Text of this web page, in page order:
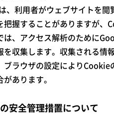
、利用者がウェブサイトを
把握することがありますが、
は、アクセス解析のために
を収集します。収集される情
ブラウザの設定により
あります。
安全管理措置について